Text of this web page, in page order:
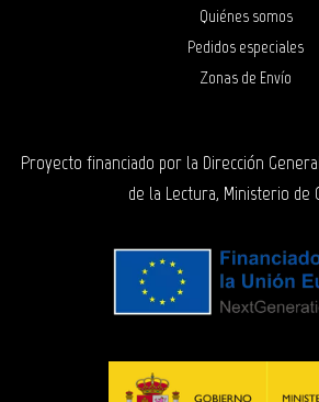
Quiénes somos
Pedidos especiales
Zonas de Envío
Proyecto financiado por la Dirección
de la Lectura, Ministerio de